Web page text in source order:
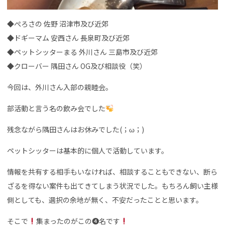
◆ぺろさの 佐野 沼津市及び近郊
◆ドギーマム 安西さん 長泉町及び近郊
◆ペットシッターまる 外川さん 三島市及び近郊
◆クローバー 隅田さん OG及び相談役（笑）
今回は、外川さん入部の親睦会。
部活動と言う名の飲み会でした
残念ながら隅田さんはお休みでした(；ω；)
ペットシッターは基本的に個人で活動しています。
情報を共有する相手もいなければ、相談することもできない、断ら
ざるを得ない案件も出てきてしまう状況でした。もちろん飼い主様
側としても、選択の余地が無く、不安だったことと思います。
そこで 集まったのがこの❹名です